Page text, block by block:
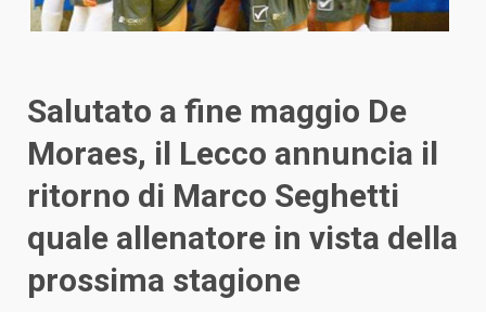
Salutato a fine maggio De
Moraes, il Lecco annuncia il
ritorno di Marco Seghetti
quale allenatore in vista della
prossima stagione